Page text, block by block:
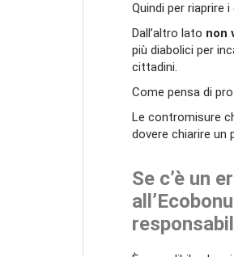
Quindi per riaprire
Dall’altro lato non
più diabolici per
cittadini.
Come pensa di
Le contromisure
dovere chiarire un
Se c’è un